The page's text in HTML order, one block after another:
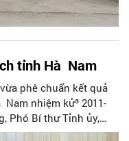
tỉnh Hà Nam
phê chuẩn kết quả
nhiệm kử³ 2011-
Phó Bí thư Tỉnh ủy,